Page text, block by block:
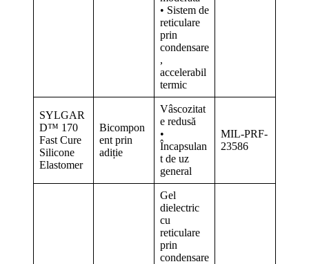
• Sistem de
reticulare
prin
condensare
,
accelerabil
termic
SYLGAR
D™ 170
Fast Cure
Silicone
Elastomer
Bicompon
ent prin
adiție
Vâscozitat
e redusă
•
Încapsulan
t de uz
general
MIL-PRF-
23586
Gel
dielectric
cu
reticulare
prin
condensare